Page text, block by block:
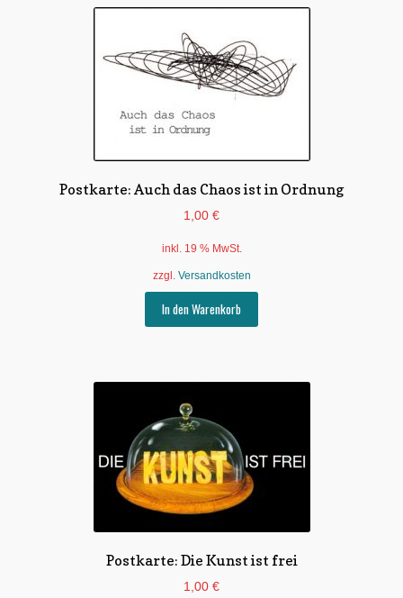
Postkarte: Auch das Chaos ist in Ordnung
1,00 €
inkl. 19 % MwSt.
zzgl. Versandkosten
In den Warenkorb
Postkarte: Die Kunst ist frei
1,00 €